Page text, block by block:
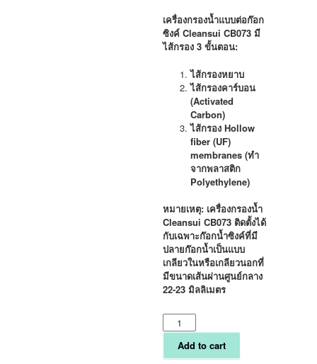
เครื่องกรองน้ำแบบต่อก๊อก
ซิงค์Cleansui CB073 มี
ไส้กรอง3ขั้นตอน:
ไส้กรองหยาบ
ไส้กรองคาร์บอน
(Activated
Carbon)
ไส้กรองHollow
fiber (UF)
membranes (ทำ
จากพลาสติก
Polyethylene)
หมายเหตุ: เครื่องกรองน้ำ
Cleansui CB073 ติดตั้งได้
กับเฉพาะก๊อกน้ำซิงค์ที่มี
ปลายก๊อกน้ำเป็นแบบ
เกลียวในหรือเกลียวนอกที่
มีขนาดเส้นผ่านศูนย์กลาง
22-23 มิลลิเมตร
เครื่อง
กรอง
แบบ
Add to cart